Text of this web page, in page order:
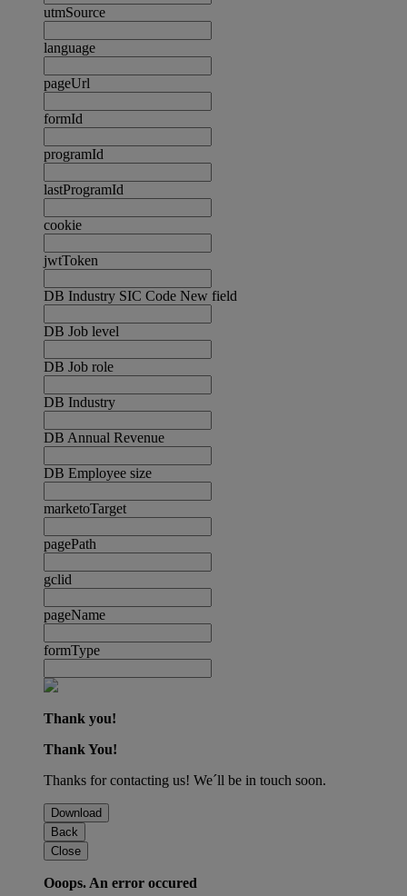
utmSource
language
pageUrl
formId
programId
lastProgramId
cookie
jwtToken
DB Industry SIC Code New field
DB Job level
DB Job role
DB Industry
DB Annual Revenue
DB Employee size
marketoTarget
pagePath
gclid
pageName
formType
Thank you!
Thank You!
Thanks for contacting us! We´ll be in touch soon.
Download
Back
Close
Ooops. An error occured